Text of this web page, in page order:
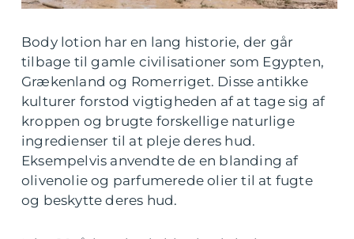
Body lotion har en lang historie, der går
tilbage til gamle civilisationer som Egypten,
Grækenland og Romerriget. Disse antikke
kulturer forstod vigtigheden af at tage sig af
kroppen og brugte forskellige naturlige
ingredienser til at pleje deres hud.
Eksempelvis anvendte de en blanding af
olivenolie og parfumerede olier til at fugte
og beskytte deres hud.